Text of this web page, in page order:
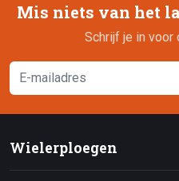
Mis niets van het
Schrijf je in
Wielerploegen